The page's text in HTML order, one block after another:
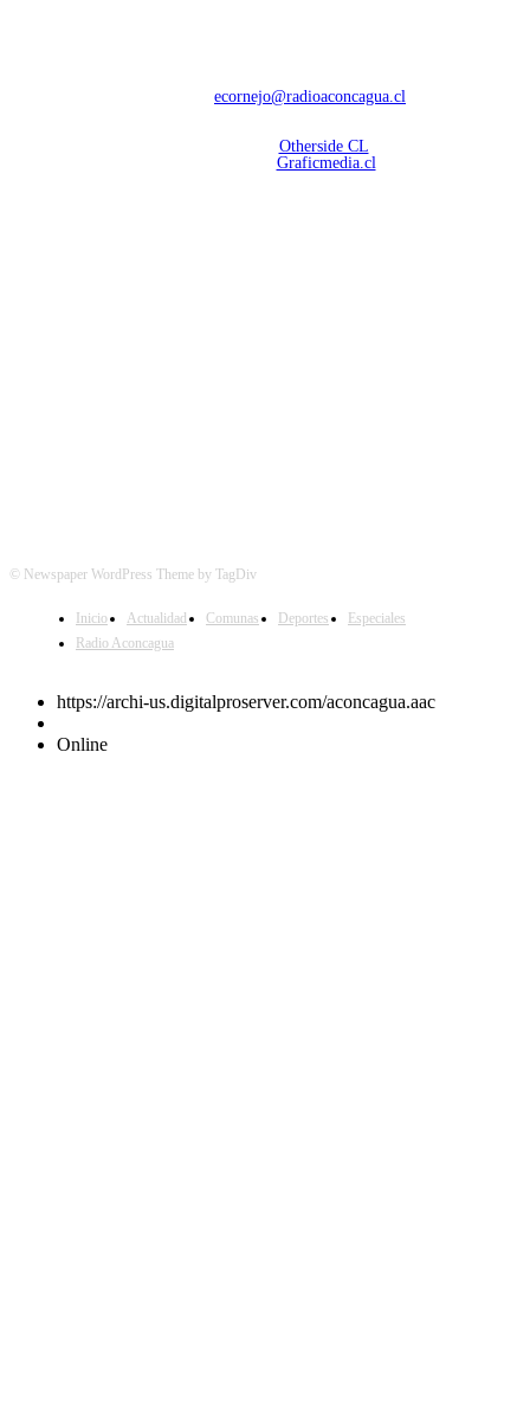
ecornejo@radioaconcagua.cl
Otherside CL
Graficmedia.cl
© Newspaper WordPress Theme by TagDiv
Inicio Actualidad Comunas Deportes
Especiales
Radio Aconcagua
https://archi-us.digitalproserver.com/aconcagua.aac
Online